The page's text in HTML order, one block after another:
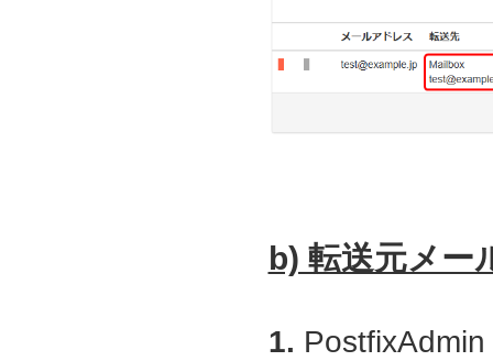
b) 転送元メー
1. PostfixAdmin